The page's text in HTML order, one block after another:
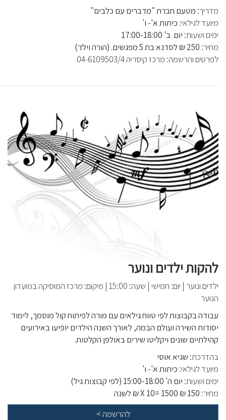
מדריך: מטעם חברת "מדברים עם כלבים"
מיועד לגילאי: כיתות א'- ו'
ימים ושעות: יום ב' 17:00-18:00
מחיר: 250 ₪ לסדנא בת 5 מפגשים. (הורה וילד)
לפרטים והרשמה: מרכז קיסריה 04-6109503/4
להקות ילדים ונוער
ילדים ונוער | יום: חמישי | שעה: 15:00 | מיקום: מרכז המוסיקה במועדון
הנוער
עבודה בקבוצות לפי טווח גילאים עם מורה לפיתוח קול מוסמך, לימוד
יסודות השירה ועולם הבמה, לאורך השנה הילדים יופיעו באירועים
קהילתיים שונים ויקליטו שירים באולפן הקלטות.
בהדרכת: שגיא אוסי
מיועד לגילאי: כיתות א'- ו'
ימים ושעות: יום ה' 15:00-18:00 (לפי קבוצות גיל)
מחיר:
להרשמה >